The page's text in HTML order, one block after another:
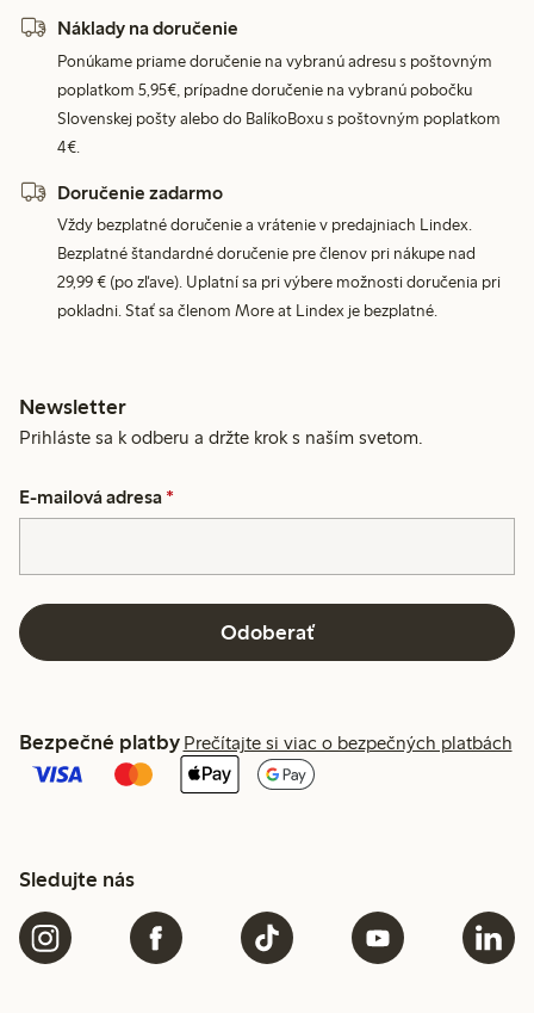
Náklady na doručenie
Ponúkame priame doručenie na vybranú adresu s poštovným
poplatkom 5,95€, prípadne doručenie na vybranú pobočku
Slovenskej pošty alebo do BalíkoBoxu s poštovným poplatkom
4€.
Doručenie zadarmo
Vždy bezplatné doručenie a vrátenie v predajniach Lindex.
Bezplatné štandardné doručenie pre členov pri nákupe nad
29,99 € (po zľave). Uplatní sa pri výbere možnosti doručenia pri
pokladni. Stať sa členom More at Lindex je bezplatné.
Newsletter
Prihláste sa k odberu a držte krok s naším svetom.
E-mailová adresa *
Odoberať
Bezpečné platby Prečítajte si viac o bezpečných platbách
Sledujte nás